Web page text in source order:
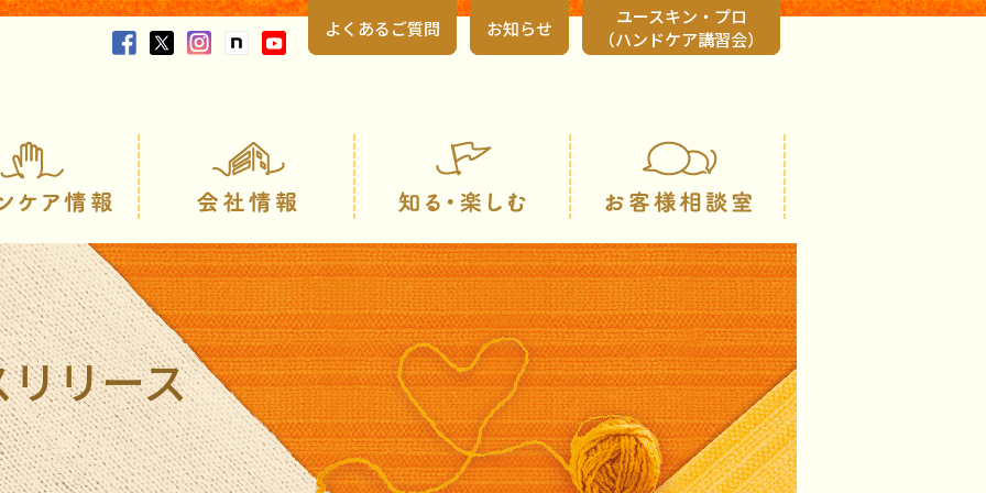
よくあるご質問 お知らせ
ユースキン・プロ
（ハンドケア講習会）
製品情報 スキンケア情報 会社情報
リース